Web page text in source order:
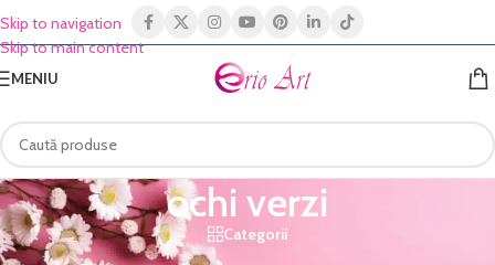
Skip to navigation
Skip to main content
MENIU
ochi verzi
Categorii
Prima pagină/Shop/Produse etichetate „ochi verzi”